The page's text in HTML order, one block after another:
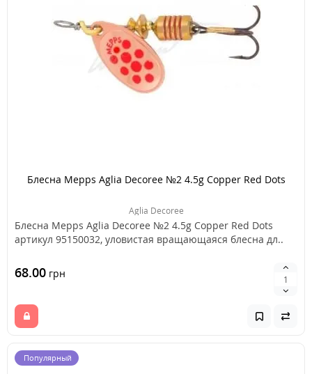
Блесна Mepps Aglia Decoree №2 4.5g Copper Red Dots
Aglia Decoree
Блесна Mepps Aglia Decoree №2 4.5g Copper Red Dots
артикул 95150032, уловистая вращающаяся блесна дл..
68.00 грн
Популярный